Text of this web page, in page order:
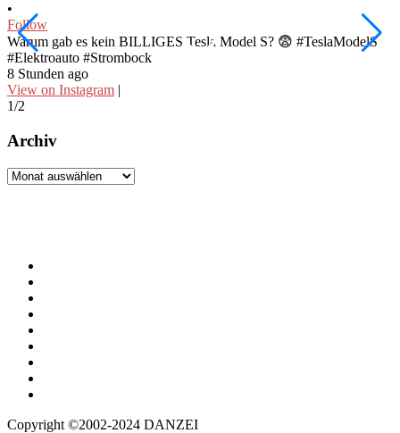
•
Follow
Warum gab es kein BILLIGES Tesla Model S? 😨 #TeslaModelS
#Elektroauto #Strombock
8 Stunden ago
View on Instagram |
1/2
Archiv
Archiv
Copyright ©2002-2024 DANZEI